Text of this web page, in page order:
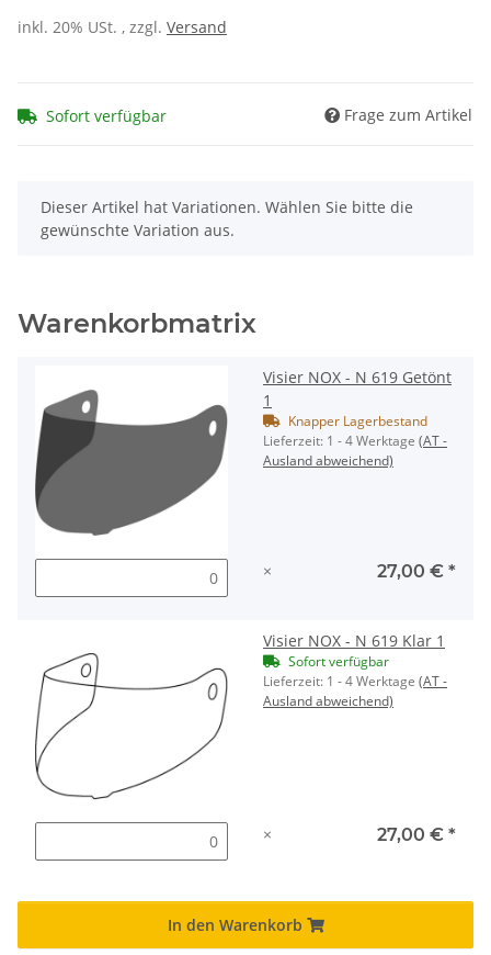
inkl. 20% USt. , zzgl. Versand
Sofort verfügbar Frage zum Artikel
x
Dieser Artikel hat Variationen. Wählen Sie bitte die
gewünschte Variation aus.
Warenkorbmatrix
Visier NOX - N 619 Getönt
1
Knapper Lagerbestand
Lieferzeit: 1 - 4 Werktage (AT -
Ausland abweichend)
× 27,00 € *
Visier NOX - N 619 Klar 1
Sofort verfügbar
Lieferzeit: 1 - 4 Werktage (AT -
Ausland abweichend)
× 27,00 € *
In den Warenkorb